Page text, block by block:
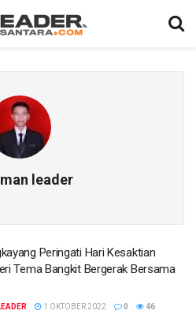
leader
Peringati Hari Kesaktian
Tema Bangkit Bergerak Bersama
1 OKTOBER 2022 0 46